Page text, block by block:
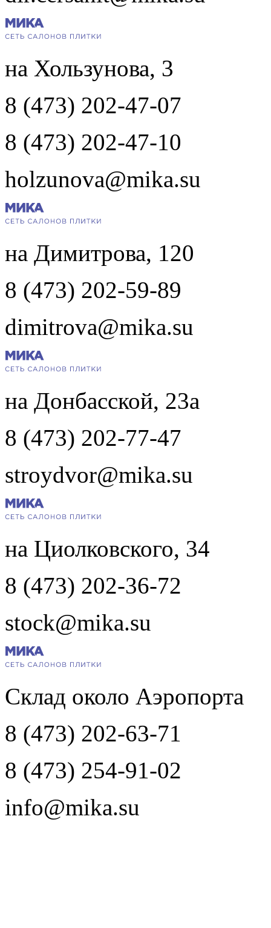
на Хользунова, 3
8 (473) 202-47-07
8 (473) 202-47-10
holzunova@mika.su
на Димитрова, 120
8 (473) 202-59-89
dimitrova@mika.su
на Донбасской, 23а
8 (473) 202-77-47
stroydvor@mika.su
на Циолковского, 34
8 (473) 202-36-72
stock@mika.su
Склад около Аэропорта
8 (473) 202-63-71
8 (473) 254-91-02
info@mika.su